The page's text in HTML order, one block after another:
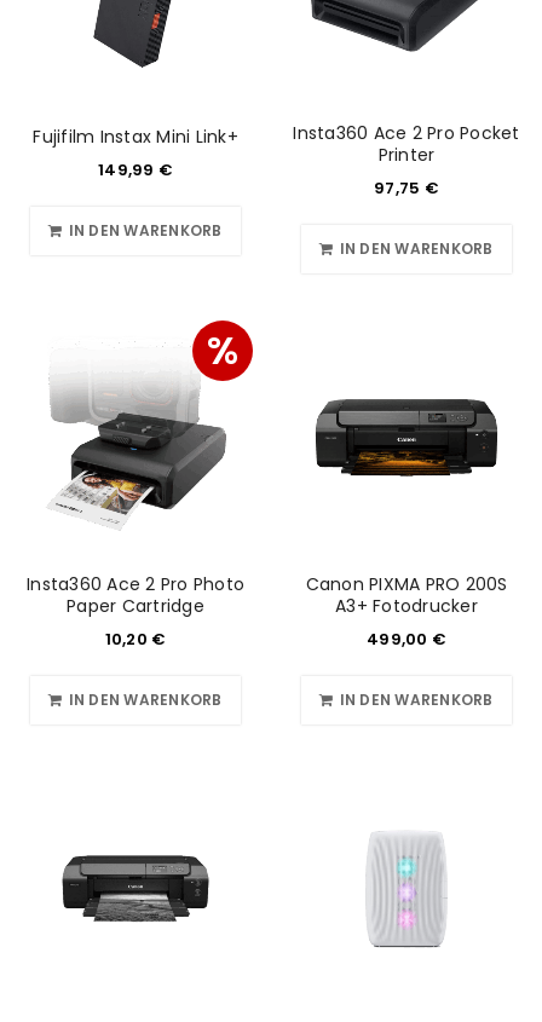
Fujifilm Instax Mini Link+
149,99 €
IN DEN WARENKORB
Insta360 Ace 2 Pro Pocket
Printer
97,75 €
IN DEN WARENKORB
%
Insta360 Ace 2 Pro Photo
Paper Cartridge
10,20 €
IN DEN WARENKORB
Canon PIXMA PRO 200S
A3+ Fotodrucker
499,00 €
IN DEN WARENKORB